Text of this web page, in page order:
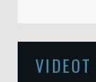
VIDEOT